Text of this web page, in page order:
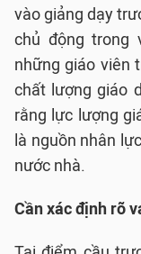
vào giảng dạy
chủ động trong
những giáo viên
chất lượng giáo
rằng lực lượng
là nguồn nhân
nước nhà.
Cần xác định rõ